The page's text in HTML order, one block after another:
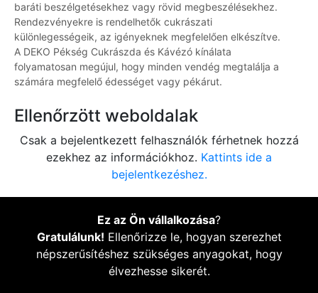
baráti beszélgetésekhez vagy rövid megbeszélésekhez.
Rendezvényekre is rendelhetők cukrászati
különlegességeik, az igényeknek megfelelően elkészítve.
A DEKO Pékség Cukrászda és Kávézó kínálata
folyamatosan megújul, hogy minden vendég megtalálja a
számára megfelelő édességet vagy pékárut.
Ellenőrzött weboldalak
Csak a bejelentkezett felhasználók férhetnek hozzá
ezekhez az információkhoz. Kattints ide a
bejelentkezéshez.
Ez az Ön vállalkozása?
Gratulálunk! Ellenőrizze le, hogyan szerezhet
népszerűsítéshez szükséges anyagokat, hogy
élvezhesse sikerét.